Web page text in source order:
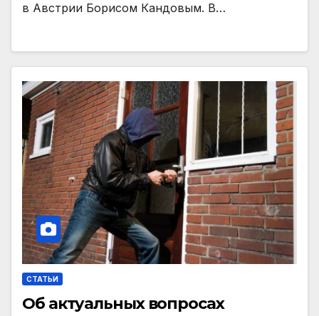
в Австрии Борисом Кандовым. В…
СТАТЬИ
Об актуальных вопросах